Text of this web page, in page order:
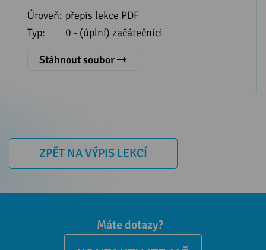
Úroveň: přepis lekce PDF
Typ:
0 - (úplní) začátečníci
Stáhnout soubor
ZPĚT NA VÝPIS LEKCÍ
Máte dotazy?